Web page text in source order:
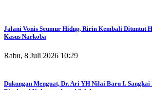
Jalani Vonis Seumur Hidup, Ririn Kembali Dituntut
Kasus Narkoba
Rabu, 8 Juli 2026 10:29
Dukungan Menguat, Dr. Ari YH Nilai Baru I.